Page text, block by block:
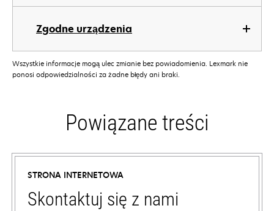
Zgodne urządzenia
Wszystkie informacje mogą ulec zmianie bez powiadomienia. Lexmark nie
ponosi odpowiedzialności za żadne błędy ani braki.
Powiązane treści
STRONA INTERNETOWA
Skontaktuj się z nami